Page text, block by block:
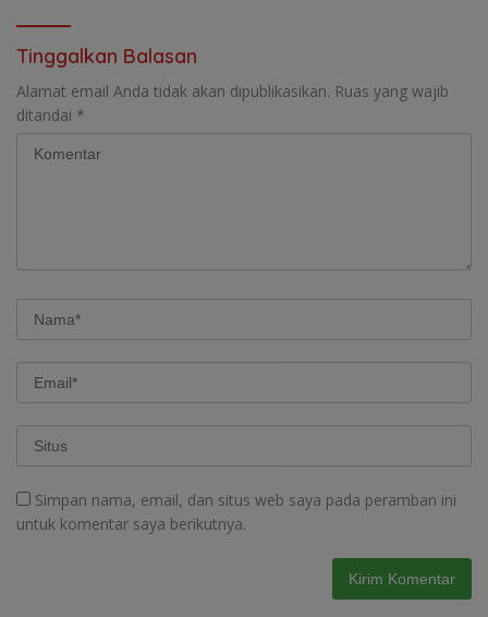
Tinggalkan Balasan
Alamat email Anda tidak akan dipublikasikan. Ruas yang wajib
ditandai *
Simpan nama, email, dan situs web saya pada peramban ini
untuk komentar saya berikutnya.